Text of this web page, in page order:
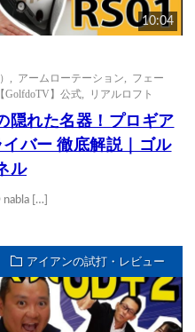
10:04
アームローテーション
フェー
GolfdoTV】公式 リアルロフト
隠れた名器！プロギア
バー 徹底解説｜ゴル
ル
[…]
アイアンの試打・レビュー